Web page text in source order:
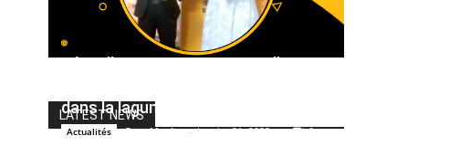
LATEST NEWS
Côte d’Ivoire : Un passager d’un
dans la lagune à Abidjan.
Actualités Canal Ivoire - janvier 21, 2023 0